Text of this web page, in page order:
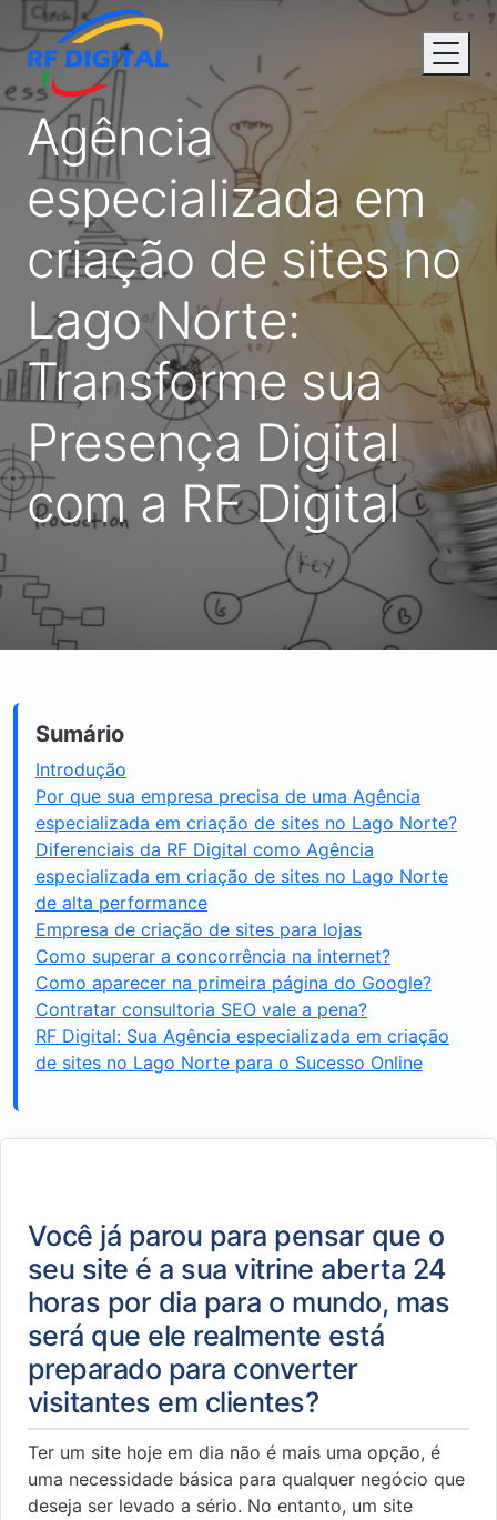
Agência
especializada em
criação de sites no
Lago Norte:
Transforme sua
Presença Digital
com a RF Digital
Sumário
Introdução
Por que sua empresa precisa de uma Agência
especializada em criação de sites no Lago Norte?
Diferenciais da RF Digital como Agência
especializada em criação de sites no Lago Norte
de alta performance
Empresa de criação de sites para lojas
Como superar a concorrência na internet?
Como aparecer na primeira página do Google?
Contratar consultoria SEO vale a pena?
RF Digital: Sua Agência especializada em criação
de sites no Lago Norte para o Sucesso Online
Você já parou para pensar que o
seu site é a sua vitrine aberta 24
horas por dia para o mundo, mas
será que ele realmente está
preparado para converter
visitantes em clientes?
Ter um site hoje em dia não é mais uma opção, é
uma necessidade básica para qualquer negócio que
deseja ser levado a sério. No entanto, um site